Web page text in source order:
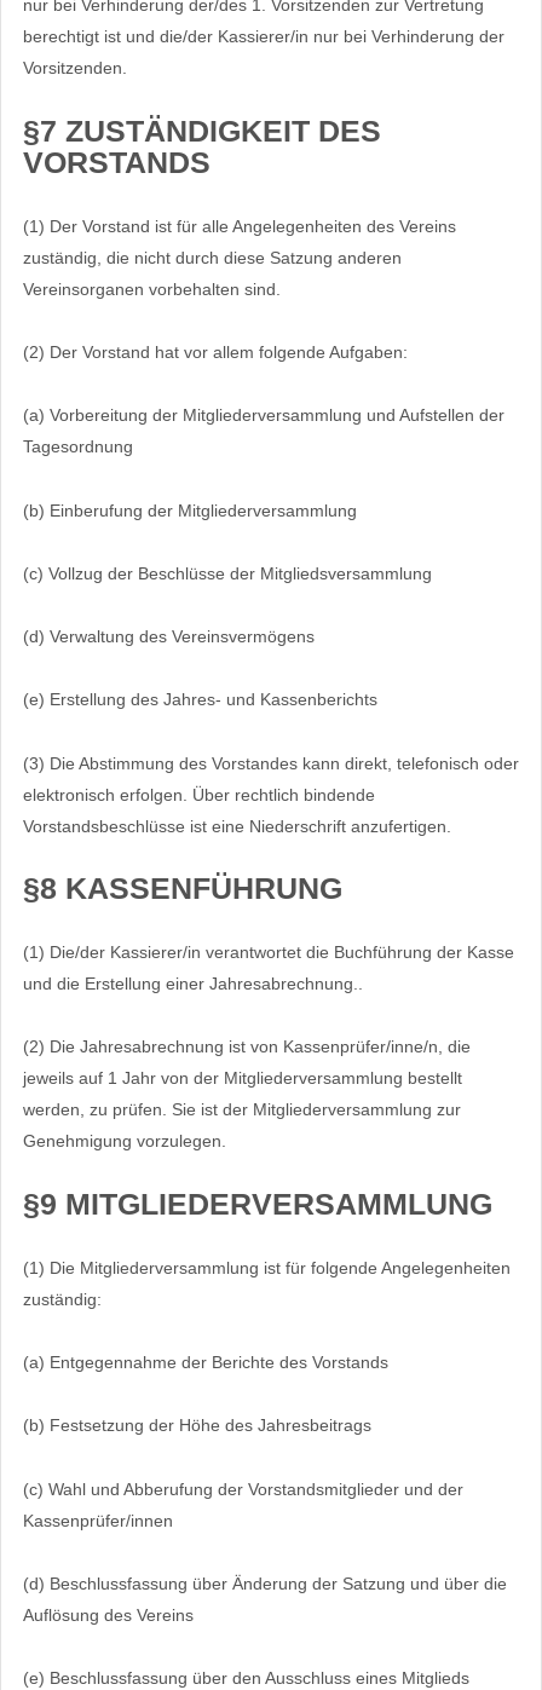
nur bei Verhinderung der/des 1. Vorsitzenden zur Vertretung
berechtigt ist und die/der Kassierer/in nur bei Verhinderung der
Vorsitzenden.
§7 ZUSTÄNDIGKEIT DES
VORSTANDS
(1) Der Vorstand ist für alle Angelegenheiten des Vereins
zuständig, die nicht durch diese Satzung anderen
Vereinsorganen vorbehalten sind.
(2) Der Vorstand hat vor allem folgende Aufgaben:
(a) Vorbereitung der Mitgliederversammlung und Aufstellen der
Tagesordnung
(b) Einberufung der Mitgliederversammlung
(c) Vollzug der Beschlüsse der Mitgliedsversammlung
(d) Verwaltung des Vereinsvermögens
(e) Erstellung des Jahres- und Kassenberichts
(3) Die Abstimmung des Vorstandes kann direkt, telefonisch oder
elektronisch erfolgen. Über rechtlich bindende
Vorstandsbeschlüsse ist eine Niederschrift anzufertigen.
§8 KASSENFÜHRUNG
(1) Die/der Kassierer/in verantwortet die Buchführung der Kasse
und die Erstellung einer Jahresabrechnung..
(2) Die Jahresabrechnung ist von Kassenprüfer/inne/n, die
jeweils auf 1 Jahr von der Mitgliederversammlung bestellt
werden, zu prüfen. Sie ist der Mitgliederversammlung zur
Genehmigung vorzulegen.
§9 MITGLIEDERVERSAMMLUNG
(1) Die Mitgliederversammlung ist für folgende Angelegenheiten
zuständig:
(a) Entgegennahme der Berichte des Vorstands
(b) Festsetzung der Höhe des Jahresbeitrags
(c) Wahl und Abberufung der Vorstandsmitglieder und der
Kassenprüfer/innen
(d) Beschlussfassung über Änderung der Satzung und über die
Auflösung des Vereins
(e) Beschlussfassung über den Ausschluss eines Mitglieds